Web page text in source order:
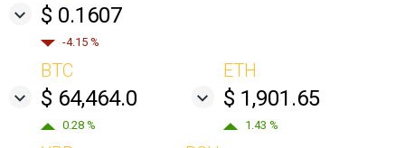
$ 0.1607
-4.15 %
BTC
$ 64,464.0
0.28 %
ETH
$ 1,901.65
1.43 %